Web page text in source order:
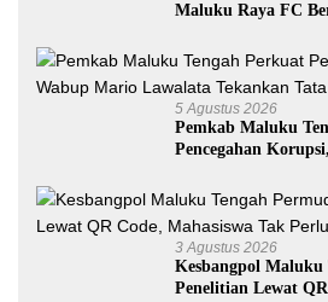
Maluku Raya FC
5 Agustus 2026
Pemkab Maluku
Pencegahan
3 Agustus 2026
Kesbangpol Maluku
Penelitian Lewat